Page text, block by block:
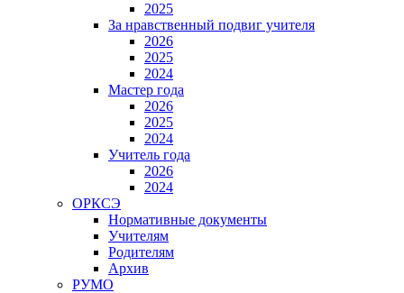
2025
За нравственный подвиг учителя
2026
2025
2024
Мастер года
2026
2025
2024
Учитель года
2026
2024
ОРКСЭ
Нормативные документы
Учителям
Родителям
Архив
РУМО